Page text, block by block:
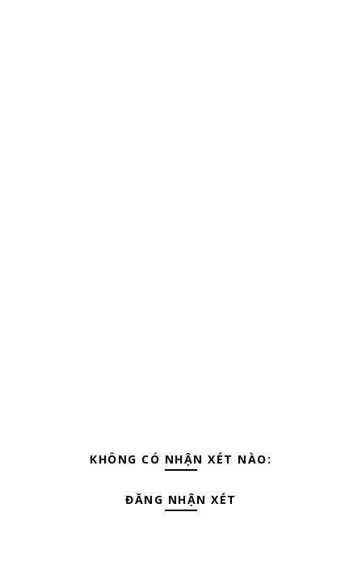
KHÔNG CÓ NHẬN XÉT NÀO:
ĐĂNG NHẬN XÉT